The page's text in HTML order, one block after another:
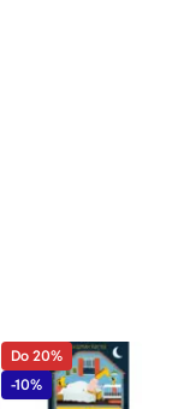
Do 20%
-10%